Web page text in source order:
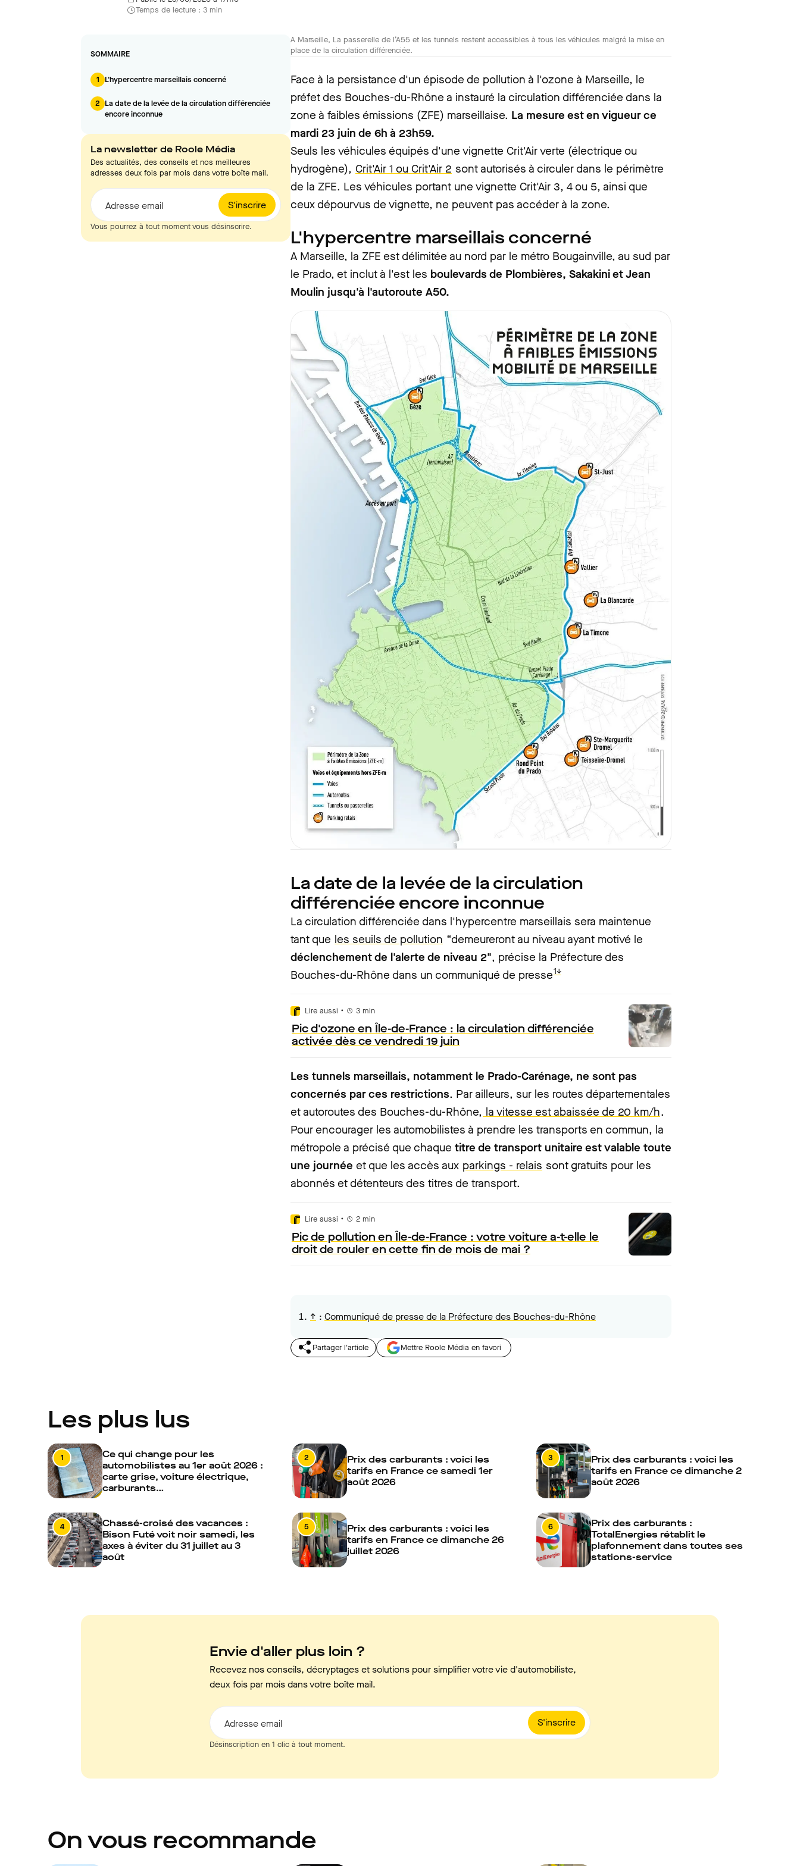
Temps de lecture : 3 min
SOMMAIRE
1 L'hypercentre marseillais concerné
2 La date de la levée de la circulation différenciée
encore inconnue
La newsletter de Roole Média
Des actualités, des conseils et nos meilleures
adresses deux fois par mois dans votre boîte mail.
S'inscrire
Adresse email
Vous pourrez à tout moment vous désinscrire.
A Marseille, La passerelle de l’A55 et les tunnels restent accessibles à tous les véhicules malgré la mise en
place de la circulation différenciée.
Face à la persistance d'un épisode de pollution à l'ozone à Marseille, le
préfet des Bouches-du-Rhône a instauré la circulation différenciée dans la
zone à faibles émissions (ZFE) marseillaise. La mesure est en vigueur ce
mardi 23 juin de 6h à 23h59.
Seuls les véhicules équipés d'une vignette Crit'Air verte (électrique ou
hydrogène), Crit'Air 1 ou Crit'Air 2 sont autorisés à circuler dans le périmètre
de la ZFE. Les véhicules portant une vignette Crit'Air 3, 4 ou 5, ainsi que
ceux dépourvus de vignette, ne peuvent pas accéder à la zone.
L'hypercentre marseillais concerné
A Marseille, la ZFE est délimitée au nord par le métro Bougainville, au sud par
le Prado, et inclut à l'est les boulevards de Plombières, Sakakini et Jean
Moulin jusqu'à l'autoroute A50.
La date de la levée de la circulation
différenciée encore inconnue
La circulation différenciée dans l'hypercentre marseillais sera maintenue
tant que les seuils de pollution “demeureront au niveau ayant motivé le
déclenchement de l'alerte de niveau 2", précise la Préfecture des
Bouches-du-Rhône dans un communiqué de presse1↓
Lire aussi • 3 min
Pic d'ozone en Île-de-France : la circulation différenciée
activée dès ce vendredi 19 juin
Les tunnels marseillais, notamment le Prado-Carénage, ne sont pas
concernés par ces restrictions. Par ailleurs, sur les routes départementales
et autoroutes des Bouches-du-Rhône, la vitesse est abaissée de 20 km/h.
Pour encourager les automobilistes à prendre les transports en commun, la
métropole a précisé que chaque titre de transport unitaire est valable toute
une journée et que les accès aux parkings - relais sont gratuits pour les
abonnés et détenteurs des titres de transport.
Lire aussi • 2 min
Pic de pollution en Île-de-France : votre voiture a-t-elle le
droit de rouler en cette fin de mois de mai ?
↑ : Communiqué de presse de la Préfecture des Bouches-du-Rhône
Partager l'article Mettre Roole Média en favori
Les plus lus
1
Ce qui change pour les
automobilistes au 1er août 2026 :
carte grise, voiture électrique,
carburants…
2
Prix des carburants : voici les
tarifs en France ce samedi 1er
août 2026
3
Prix des carburants : voici les
tarifs en France ce dimanche 2
août 2026
4
Chassé-croisé des vacances :
Bison Futé voit noir samedi, les
axes à éviter du 31 juillet au 3
août
5
Prix des carburants : voici les
tarifs en France ce dimanche 26
juillet 2026
6
Prix des carburants :
TotalEnergies rétablit le
plafonnement dans toutes ses
stations-service
Envie d'aller plus loin ?
Recevez nos conseils, décryptages et solutions pour simplifier votre vie d'automobiliste,
deux fois par mois dans votre boîte mail.
S'inscrire
Adresse email
Désinscription en 1 clic à tout moment.
On vous recommande